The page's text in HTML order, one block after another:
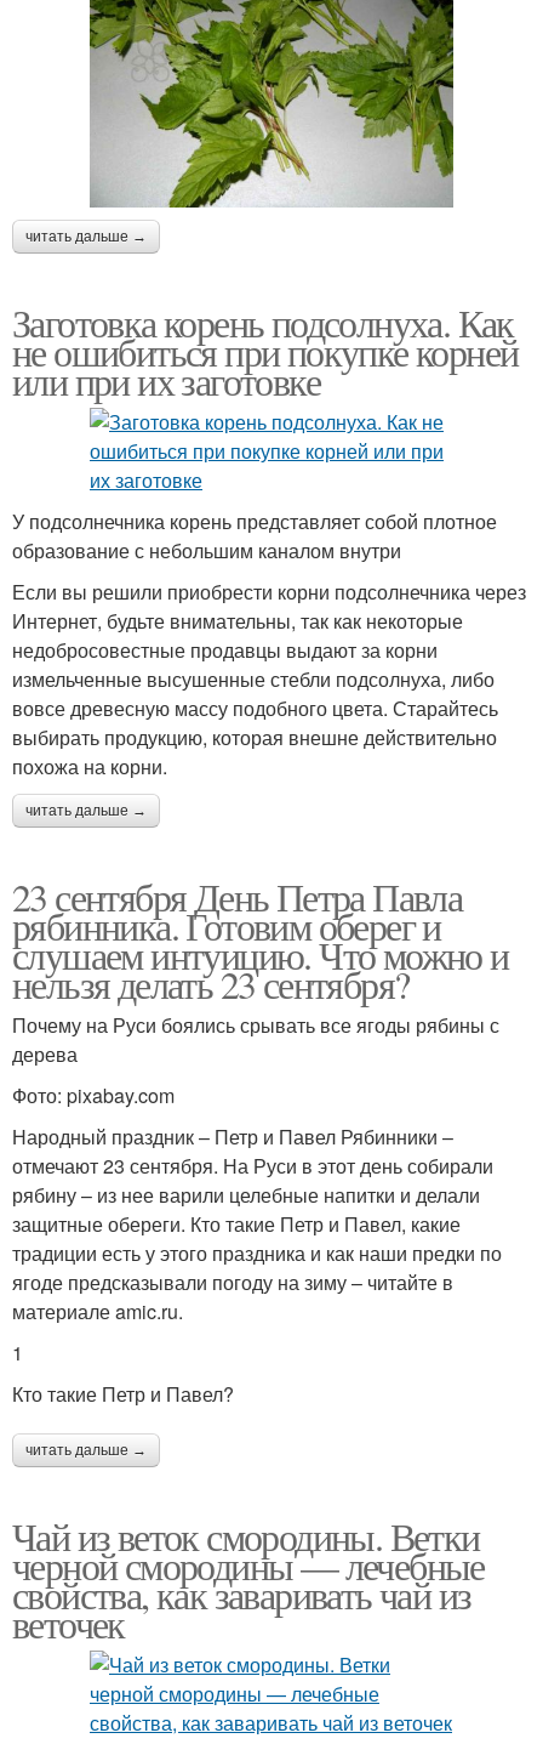
читать дальше →
Заготовка корень подсолнуха. Как
не ошибиться при покупке корней
или при их заготовке
У подсолнечника корень представляет собой плотное
образование с небольшим каналом внутри
Если вы решили приобрести корни подсолнечника через
Интернет, будьте внимательны, так как некоторые
недобросовестные продавцы выдают за корни
измельченные высушенные стебли подсолнуха, либо
вовсе древесную массу подобного цвета. Старайтесь
выбирать продукцию, которая внешне действительно
похожа на корни.
читать дальше →
23 сентября День Петра Павла
рябинника. Готовим оберег и
слушаем интуицию. Что можно и
нельзя делать 23 сентября?
Почему на Руси боялись срывать все ягоды рябины с
дерева
Фото: pixabay.com
Народный праздник – Петр и Павел Рябинники –
отмечают 23 сентября. На Руси в этот день собирали
рябину – из нее варили целебные напитки и делали
защитные обереги. Кто такие Петр и Павел, какие
традиции есть у этого праздника и как наши предки по
ягоде предсказывали погоду на зиму – читайте в
материале amic.ru.
1
Кто такие Петр и Павел?
читать дальше →
Чай из веток смородины. Ветки
черной смородины — лечебные
свойства, как заваривать чай из
веточек